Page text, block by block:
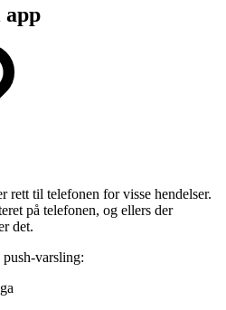
app
rett til telefonen for visse hendelser.
på telefonen, og ellers der
det.
varsling: